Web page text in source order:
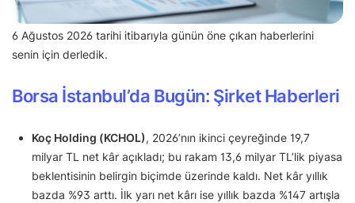
6 Ağustos 2026 tarihi itibarıyla günün öne çıkan haberlerini
senin için derledik.
Borsa İstanbul’da Bugün: Şirket Haberleri
Koç Holding (KCHOL), 2026’nın ikinci çeyreğinde 19,7
milyar TL net kâr açıkladı; bu rakam 13,6 milyar TL’lik piyasa
beklentisinin belirgin biçimde üzerinde kaldı. Net kâr yıllık
bazda %93 arttı. İlk yarı net kârı ise yıllık bazda %147 artışla